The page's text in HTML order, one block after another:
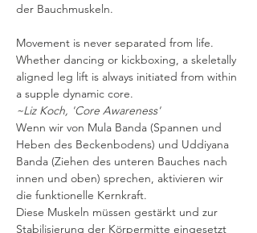
der Bauchmuskeln.
Movement is never separated from life.
Whether dancing or kickboxing, a skeletally
aligned leg lift is always initiated from within
~Liz Koch, 'Core Awareness'
Wenn wir von Mula Banda (Spannen und
Heben des Beckenbodens) und Uddiyana
Banda (Ziehen des unteren Bauches nach
innen und oben) sprechen, aktivieren wir
die funktionelle Kernkraft.
Diese Muskeln müssen gestärkt und zur
Stabilisierung der Körpermitte eingesetzt